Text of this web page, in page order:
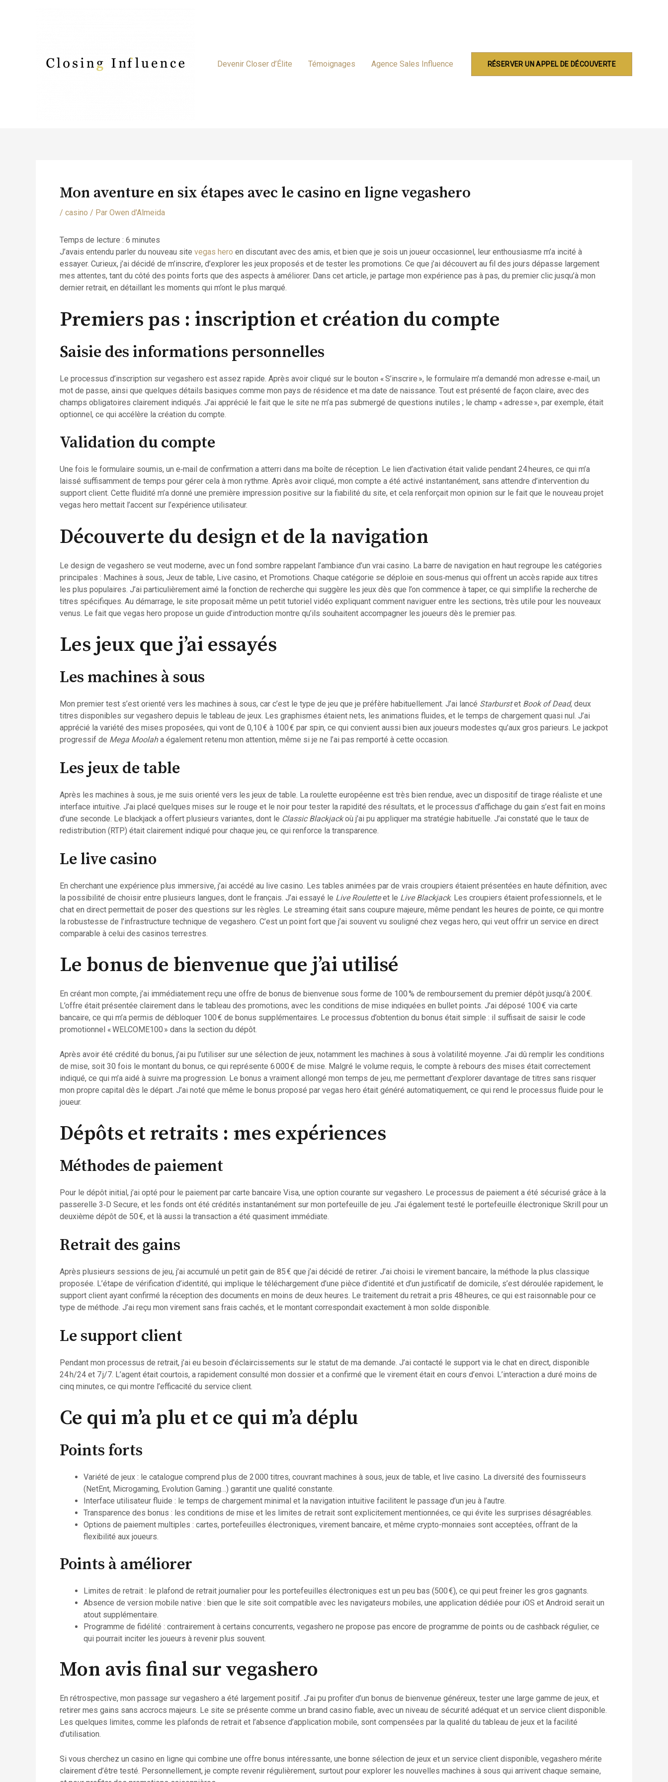
Devenir Closer d’Élite Témoignages Agence Sales Influence RÉSERVER UN APPEL DE DÉCOUVERTE
Mon aventure en six étapes avec le casino en ligne vegashero
/ casino / Par Owen d'Almeida
Temps de lecture : 6 minutes
J’avais entendu parler du nouveau site vegas hero en discutant avec des amis, et bien que je sois un joueur occasionnel, leur enthousiasme m’a incité à
essayer. Curieux, j’ai décidé de m’inscrire, d’explorer les jeux proposés et de tester les promotions. Ce que j’ai découvert au fil des jours dépasse largement
mes attentes, tant du côté des points forts que des aspects à améliorer. Dans cet article, je partage mon expérience pas à pas, du premier clic jusqu’à mon
dernier retrait, en détaillant les moments qui m’ont le plus marqué.
Premiers pas : inscription et création du compte
Saisie des informations personnelles
Le processus d’inscription sur vegashero est assez rapide. Après avoir cliqué sur le bouton « S’inscrire », le formulaire m’a demandé mon adresse e‑mail, un
mot de passe, ainsi que quelques détails basiques comme mon pays de résidence et ma date de naissance. Tout est présenté de façon claire, avec des
champs obligatoires clairement indiqués. J’ai apprécié le fait que le site ne m’a pas submergé de questions inutiles ; le champ « adresse », par exemple, était
optionnel, ce qui accélère la création du compte.
Validation du compte
Une fois le formulaire soumis, un e‑mail de confirmation a atterri dans ma boîte de réception. Le lien d’activation était valide pendant 24 heures, ce qui m’a
laissé suffisamment de temps pour gérer cela à mon rythme. Après avoir cliqué, mon compte a été activé instantanément, sans attendre d’intervention du
support client. Cette fluidité m’a donné une première impression positive sur la fiabilité du site, et cela renforçait mon opinion sur le fait que le nouveau projet
vegas hero mettait l’accent sur l’expérience utilisateur.
Découverte du design et de la navigation
Le design de vegashero se veut moderne, avec un fond sombre rappelant l’ambiance d’un vrai casino. La barre de navigation en haut regroupe les catégories
principales : Machines à sous, Jeux de table, Live casino, et Promotions. Chaque catégorie se déploie en sous‑menus qui offrent un accès rapide aux titres
les plus populaires. J’ai particulièrement aimé la fonction de recherche qui suggère les jeux dès que l’on commence à taper, ce qui simplifie la recherche de
titres spécifiques. Au démarrage, le site proposait même un petit tutoriel vidéo expliquant comment naviguer entre les sections, très utile pour les nouveaux
venus. Le fait que vegas hero propose un guide d’introduction montre qu’ils souhaitent accompagner les joueurs dès le premier pas.
Les jeux que j’ai essayés
Les machines à sous
Mon premier test s’est orienté vers les machines à sous, car c’est le type de jeu que je préfère habituellement. J’ai lancé Starburstet Book of Dead, deux
titres disponibles sur vegashero depuis le tableau de jeux. Les graphismes étaient nets, les animations fluides, et le temps de chargement quasi nul. J’ai
apprécié la variété des mises proposées, qui vont de 0,10 € à 100 € par spin, ce qui convient aussi bien aux joueurs modestes qu’aux gros parieurs. Le jackpot
progressif de Mega Moolaha également retenu mon attention, même si je ne l’ai pas remporté à cette occasion.
Les jeux de table
Après les machines à sous, je me suis orienté vers les jeux de table. La roulette européenne est très bien rendue, avec un dispositif de tirage réaliste et une
interface intuitive. J’ai placé quelques mises sur le rouge et le noir pour tester la rapidité des résultats, et le processus d’affichage du gain s’est fait en moins
d’une seconde. Le blackjack a offert plusieurs variantes, dont le Classic Blackjackoù j’ai pu appliquer ma stratégie habituelle. J’ai constaté que le taux de
redistribution (RTP) était clairement indiqué pour chaque jeu, ce qui renforce la transparence.
Le live casino
En cherchant une expérience plus immersive, j’ai accédé au live casino. Les tables animées par de vrais croupiers étaient présentées en haute définition, avec
la possibilité de choisir entre plusieurs langues, dont le français. J’ai essayé le Live Rouletteet le Live Blackjack. Les croupiers étaient professionnels, et le
chat en direct permettait de poser des questions sur les règles. Le streaming était sans coupure majeure, même pendant les heures de pointe, ce qui montre
la robustesse de l’infrastructure technique de vegashero. C’est un point fort que j’ai souvent vu souligné chez vegas hero, qui veut offrir un service en direct
comparable à celui des casinos terrestres.
Le bonus de bienvenue que j’ai utilisé
En créant mon compte, j’ai immédiatement reçu une offre de bonus de bienvenue sous forme de 100 % de remboursement du premier dépôt jusqu’à 200 €.
L’offre était présentée clairement dans le tableau des promotions, avec les conditions de mise indiquées en bullet points. J’ai déposé 100 € via carte
bancaire, ce qui m’a permis de débloquer 100 € de bonus supplémentaires. Le processus d’obtention du bonus était simple : il suffisait de saisir le code
promotionnel « WELCOME100 » dans la section du dépôt.
Après avoir été crédité du bonus, j’ai pu l’utiliser sur une sélection de jeux, notamment les machines à sous à volatilité moyenne. J’ai dû remplir les conditions
de mise, soit 30 fois le montant du bonus, ce qui représente 6 000 € de mise. Malgré le volume requis, le compte à rebours des mises était correctement
indiqué, ce qui m’a aidé à suivre ma progression. Le bonus a vraiment allongé mon temps de jeu, me permettant d’explorer davantage de titres sans risquer
mon propre capital dès le départ. J’ai noté que même le bonus proposé par vegas hero était généré automatiquement, ce qui rend le processus fluide pour le
joueur.
Dépôts et retraits : mes expériences
Méthodes de paiement
Pour le dépôt initial, j’ai opté pour le paiement par carte bancaire Visa, une option courante sur vegashero. Le processus de paiement a été sécurisé grâce à la
passerelle 3‑D Secure, et les fonds ont été crédités instantanément sur mon portefeuille de jeu. J’ai également testé le portefeuille électronique Skrill pour un
deuxième dépôt de 50 €, et là aussi la transaction a été quasiment immédiate.
Retrait des gains
Après plusieurs sessions de jeu, j’ai accumulé un petit gain de 85 € que j’ai décidé de retirer. J’ai choisi le virement bancaire, la méthode la plus classique
proposée. L’étape de vérification d’identité, qui implique le téléchargement d’une pièce d’identité et d’un justificatif de domicile, s’est déroulée rapidement, le
support client ayant confirmé la réception des documents en moins de deux heures. Le traitement du retrait a pris 48 heures, ce qui est raisonnable pour ce
type de méthode. J’ai reçu mon virement sans frais cachés, et le montant correspondait exactement à mon solde disponible.
Le support client
Pendant mon processus de retrait, j’ai eu besoin d’éclaircissements sur le statut de ma demande. J’ai contacté le support via le chat en direct, disponible
24 h/24 et 7 j/7. L’agent était courtois, a rapidement consulté mon dossier et a confirmé que le virement était en cours d’envoi. L’interaction a duré moins de
cinq minutes, ce qui montre l’efficacité du service client.
Ce qui m’a plu et ce qui m’a déplu
Points forts
Variété de jeux : le catalogue comprend plus de 2 000 titres, couvrant machines à sous, jeux de table, et live casino. La diversité des fournisseurs
(NetEnt, Microgaming, Evolution Gaming…) garantit une qualité constante.
Interface utilisateur fluide : le temps de chargement minimal et la navigation intuitive facilitent le passage d’un jeu à l’autre.
Transparence des bonus : les conditions de mise et les limites de retrait sont explicitement mentionnées, ce qui évite les surprises désagréables.
Options de paiement multiples : cartes, portefeuilles électroniques, virement bancaire, et même crypto-monnaies sont acceptées, offrant de la
flexibilité aux joueurs.
Points à améliorer
Limites de retrait : le plafond de retrait journalier pour les portefeuilles électroniques est un peu bas (500 €), ce qui peut freiner les gros gagnants.
Absence de version mobile native : bien que le site soit compatible avec les navigateurs mobiles, une application dédiée pour iOS et Android serait un
atout supplémentaire.
Programme de fidélité : contrairement à certains concurrents, vegashero ne propose pas encore de programme de points ou de cashback régulier, ce
qui pourrait inciter les joueurs à revenir plus souvent.
Mon avis final sur vegashero
En rétrospective, mon passage sur vegashero a été largement positif. J’ai pu profiter d’un bonus de bienvenue généreux, tester une large gamme de jeux, et
retirer mes gains sans accrocs majeurs. Le site se présente comme un brand casino fiable, avec un niveau de sécurité adéquat et un service client disponible.
Les quelques limites, comme les plafonds de retrait et l’absence d’application mobile, sont compensées par la qualité du tableau de jeux et la facilité
d’utilisation.
Si vous cherchez un casino en ligne qui combine une offre bonus intéressante, une bonne sélection de jeux et un service client disponible, vegashero mérite
clairement d’être testé. Personnellement, je compte revenir régulièrement, surtout pour explorer les nouvelles machines à sous qui arrivent chaque semaine,
articles